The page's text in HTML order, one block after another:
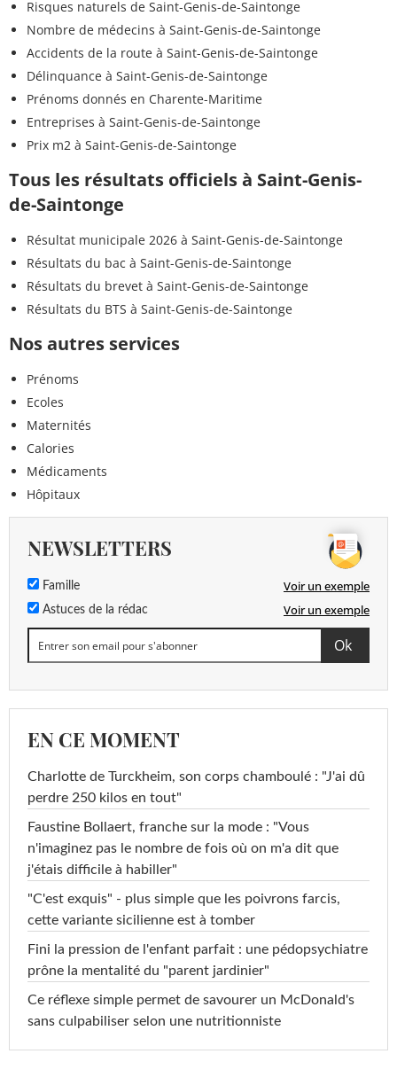
Risques naturels de Saint-Genis-de-Saintonge
Nombre de médecins à Saint-Genis-de-Saintonge
Accidents de la route à Saint-Genis-de-Saintonge
Délinquance à Saint-Genis-de-Saintonge
Prénoms donnés en Charente-Maritime
Entreprises à Saint-Genis-de-Saintonge
Prix m2 à Saint-Genis-de-Saintonge
Tous les résultats officiels à Saint-Genis-
de-Saintonge
Résultat municipale 2026 à Saint-Genis-de-Saintonge
Résultats du bac à Saint-Genis-de-Saintonge
Résultats du brevet à Saint-Genis-de-Saintonge
Résultats du BTS à Saint-Genis-de-Saintonge
Nos autres services
Prénoms
Ecoles
Maternités
Calories
Médicaments
Hôpitaux
NEWSLETTERS
Famille Voir un exemple
Astuces de la rédac Voir un exemple
EN CE MOMENT
Charlotte de Turckheim, son corps chamboulé : "J'ai dû
perdre 250 kilos en tout"
Faustine Bollaert, franche sur la mode : "Vous
n'imaginez pas le nombre de fois où on m'a dit que
j'étais difficile à habiller"
"C'est exquis" - plus simple que les poivrons farcis,
cette variante sicilienne est à tomber
Fini la pression de l'enfant parfait : une pédopsychiatre
prône la mentalité du "parent jardinier"
Ce réflexe simple permet de savourer un McDonald's
sans culpabiliser selon une nutritionniste